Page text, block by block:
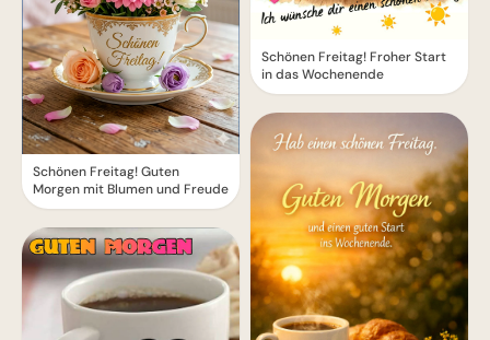
Schönen Freitag! Guten
Morgen mit Blumen und Freude
Schönen Freitag! Froher Start
in das Wochenende